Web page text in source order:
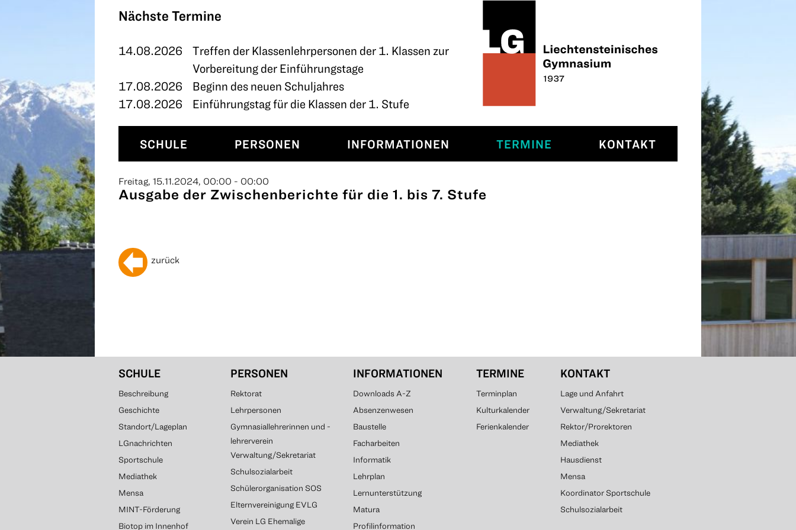
Nächste Termine
14.08.2026
Treffen der Klassenlehrpersonen der 1. Klassen zur
Vorbereitung der Einführungstage
17.08.2026
Beginn des neuen Schuljahres
17.08.2026
Einführungstag für die Klassen der 1. Stufe
SCHULE PERSONEN INFORMATIONEN TERMINE KONTAKT
Freitag, 15.11.2024, 00:00 - 00:00
Ausgabe der Zwischenberichte für die 1. bis 7. Stufe
zurück
SCHULE
Beschreibung
Geschichte
Standort/Lageplan
LGnachrichten
Sportschule
Mediathek
Mensa
MINT-Förderung
Biotop im Innenhof
PERSONEN
Rektorat
Lehrpersonen
Gymnasiallehrerinnen und -
lehrerverein
Verwaltung/Sekretariat
Schulsozialarbeit
Schülerorganisation SOS
Elternvereinigung EVLG
Verein LG Ehemalige
INFORMATIONEN
Downloads A-Z
Absenzenwesen
Baustelle
Facharbeiten
Informatik
Lehrplan
Lernunterstützung
Matura
Profilinformation
TERMINE
Terminplan
Kulturkalender
Ferienkalender
KONTAKT
Lage und Anfahrt
Verwaltung/Sekretariat
Rektor/Prorektoren
Mediathek
Hausdienst
Mensa
Koordinator Sportschule
Schulsozialarbeit